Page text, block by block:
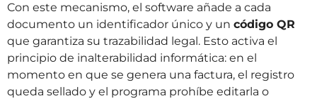
Con este mecanismo, el software añade a cada
documento un identificador único y un código QR
que garantiza su trazabilidad legal. Esto activa el
principio de inalterabilidad informática: en el
momento en que se genera una factura, el registro
queda sellado y el programa prohíbe editarla o